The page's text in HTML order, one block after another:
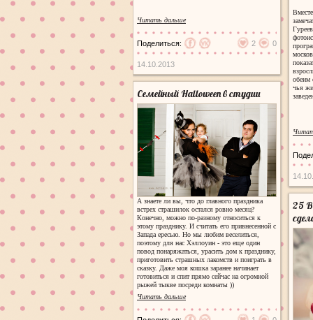
Читать дальше
Поделиться: 2 0
14.10.2013
Семейный Halloween в студии
А знаете ли вы, что до главного праздника
встрех страшилок остался ровно месяц?
Конечно, можно по-разному относиться к
этому празднику. И считать его привнесенной с
Запада ересью. Но мы любим веселиться,
поэтому для нас Хэллоуин - это еще один
повод понаряжаться, урасить дом к празднику,
приготовить страшных лакомств и поиграть в
сказку. Даже моя кошка заранее начинает
готовиться и спит прямо сейчас на огромной
рыжей тыкве посреди комнаты ))
Читать дальше
обеим
чья
25